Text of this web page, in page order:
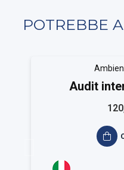
POTREBBE
Audit